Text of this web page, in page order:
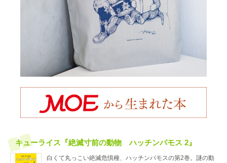
キューライス『絶滅寸前の動物 ハッチンパモス 2』
白くて丸っこい絶滅危惧種、ハッチンパモスの第2巻。謎の動